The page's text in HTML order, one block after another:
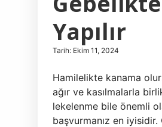
Yapılır
Tarih: Ekim 11, 2024
Hamilelikte kanama
ağır ve kasılmalarla
lekelenme bile önemli
başvurmanız en